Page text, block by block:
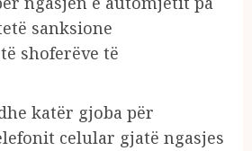
sanksione
shoferëve të
katër gjoba për
celular gjatë ngasjes